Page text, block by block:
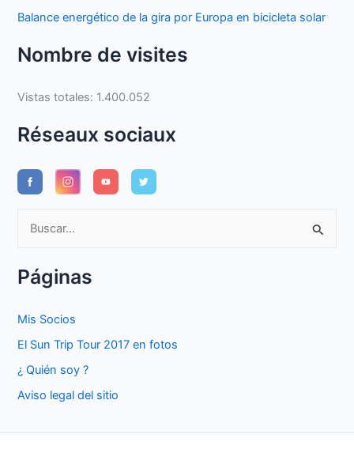
Balance energético de la gira por Europa en bicicleta solar
Nombre de visites
Vistas totales: 1.400.052
Réseaux sociaux
c
o
r
Páginas
Mis Socios
El Sun Trip Tour 2017 en fotos
¿ Quién soy ?
Aviso legal del sitio